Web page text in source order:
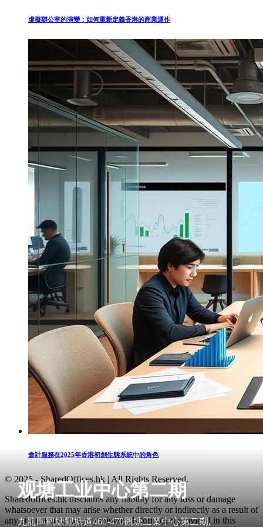
观塘工业中心第二期
九龍區觀塘觀塘道460-470觀塘工業中心第二期,
虛擬辦公室的演變：如何重新定義香港的商業運作
會計服務在2025年香港初創生態系統中的角色
© 2025 - SharedOffices.hk | All Rights Reserved.
Sharedoffices.hk disclaims any liability for any loss or damage
whatsoever that may arise whether directly or indirectly as a result of
any error, inaccuracy or omission. Information provided in this